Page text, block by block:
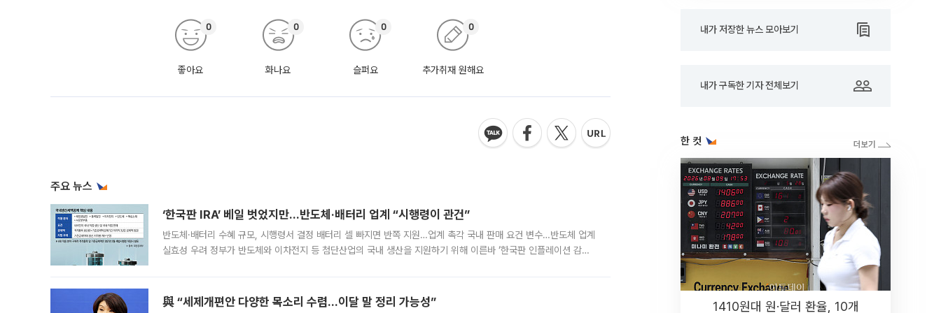
좋아요
0
화나요
0
슬퍼요
0
추가취재 원해요
0
주요 뉴스
‘한국판 IRA’ 베일 벗었지만…반도체·배터리 업계 “시행령이 관건”
반도체·배터리 수혜 규모, 시행령서 결정 배터리 셀 빠지면 반쪽 지원…업계 촉각 국내 판매 요건 변수…반도체 업계
실효성 우려 정부가 반도체와 이차전지 등 첨단산업의 국내 생산을 지원하기 위해 이른바 ‘한국판 인플레이션 감축
與 “세제개편안 다양한 목소리 수렴…이달 말 정리 가능성”
내가 저장한 뉴스 모아보기
내가 구독한 기자 전체보기
한 컷
1410원대 원·달러 환율, 10개